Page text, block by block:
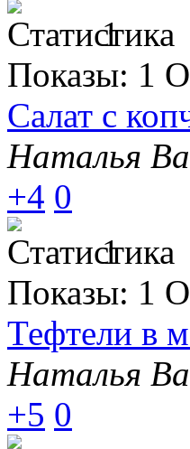
1
Показы: 1
Салат с
Наталья
+4 0
1
Показы: 1
Тефтели в
Наталья
+5 0